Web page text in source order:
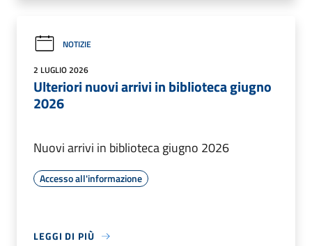
NOTIZIE
2 LUGLIO 2026
Ulteriori nuovi arrivi in biblioteca giugno
2026
Nuovi arrivi in biblioteca giugno 2026
Accesso all'informazione
LEGGI DI PIÙ